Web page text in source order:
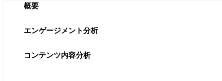
概要
エンゲージメント分析
コンテンツ内容分析